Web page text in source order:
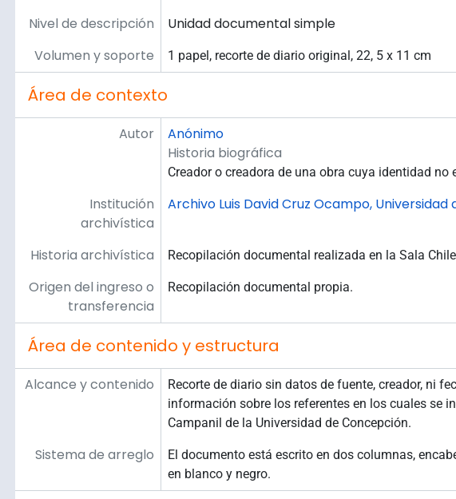
Nivel de descripción
Unidad documental simple
Volumen y soporte
1 papel, recorte de diario original, 22, 5 x 11 cm
Área de contexto
Autor
Anónimo
Historia biográfica
Creador o creadora de una obra cuya identidad no
Institución
archivística
Archivo Luis David Cruz Ocampo, Universidad
Historia archivística Recopilación documental realizada en la Sala
Origen del ingreso o
transferencia
Recopilación documental propia.
Área de contenido y estructura
Alcance y contenido
Recorte de diario sin datos de fuente, creador, ni
información sobre los referentes en los cuales se
Campanil de la Universidad de Concepción.
Sistema de arreglo
El documento está escrito en dos columnas,
en blanco y negro.